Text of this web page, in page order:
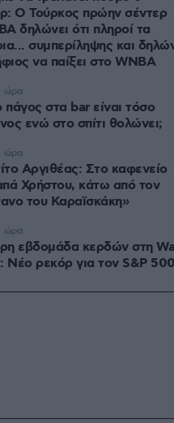
Ο Τούρκος πρώην σέντερ
δηλώνει ότι πληροί τα
συμπερίληψης και
να παίξει στο WNBA
πάγος στα bar είναι τόσο
ενώ στο σπίτι θολώνει;
ώρα
Αργιθέας: Στο καφενείο
Χρήστου, κάτω από τον
του Καραϊσκάκη»
ώρα
εβδομάδα κερδών στη
Νέο ρεκόρ για τον S&P
ώρα